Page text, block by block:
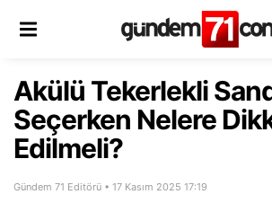
Akülü Tekerlekli
Seçerken Nelere
Edilmeli?
Gündem 71 Editörü • 17 Kasım 2025 17:19